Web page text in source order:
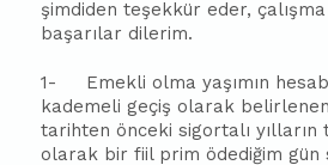
şimdiden teşekkür eder, çalışma
başarılar dilerim.
1- Emekli olma yaşımın
kademeli geçiş olarak belirlenen
tarihten önceki sigortalı yılların
olarak bir fiil prim ödediğim gün